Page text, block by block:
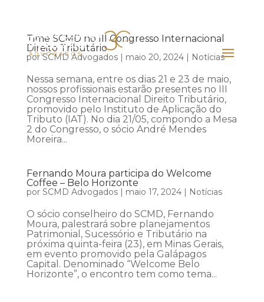
Time SCMD no III Congresso Internacional
Direito Tributário
porSCMD Advogados| maio 20, 2024| Notícias
Nessa semana, entre os dias 21 e 23 de maio,
nossos profissionais estarão presentes no III
Congresso Internacional Direito Tributário,
promovido pelo Instituto de Aplicação do
Tributo (IAT). No dia 21/05, compondo a Mesa
2 do Congresso, o sócio André Mendes
Moreira...
Fernando Moura participa do Welcome
Coffee – Belo Horizonte
por SCMD Advogados| maio 17, 2024| Notícias
O sócio conselheiro do SCMD, Fernando
Moura, palestrará sobre planejamentos
Patrimonial, Sucessório e Tributário na
próxima quinta-feira (23), em Minas Gerais,
em evento promovido pela Galápagos
Capital. Denominado “Welcome Belo
Horizonte”, o encontro tem como tema...